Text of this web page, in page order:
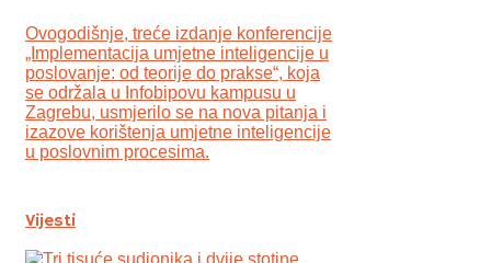
Ovogodišnje, treće izdanje konferencije
„Implementacija umjetne inteligencije u
poslovanje: od teorije do prakse“, koja
se održala u Infobipovu kampusu u
Zagrebu, usmjerilo se na nova pitanja i
izazove korištenja umjetne inteligencije
u poslovnim procesima.
Vijesti